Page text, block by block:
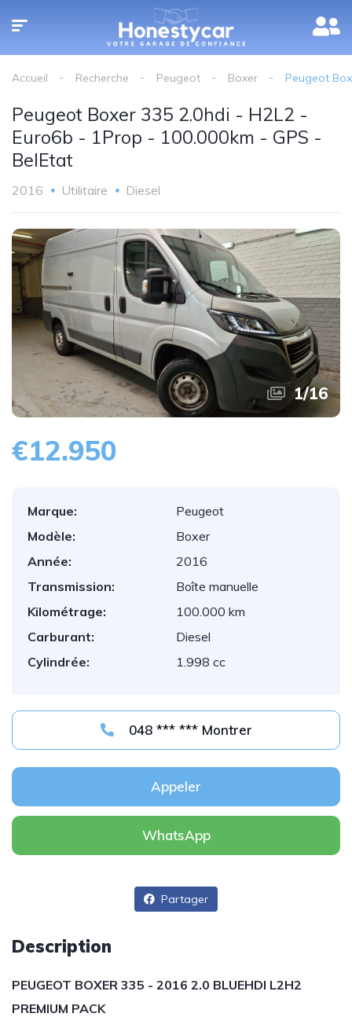
Accueil Recherche Peugeot Boxer Peugeot
Peugeot Boxer 335 2.0hdi - H2L2 -
Euro6b - 1Prop - 100.000km - GPS -
BelEtat
2016 Utilitaire Diesel
1/16
€12.950
Marque:
Peugeot
Modèle:
Boxer
Année:
2016
Transmission:
Boîte manuelle
Kilométrage:
100.000 km
Carburant:
Diesel
Cylindrée:
1.998 cc
048 *** *** Montrer
Appeler
WhatsApp
Partager
Description
PEUGEOT BOXER 335 - 2016 2.0 BLUEHDI L2H2
PREMIUM PACK